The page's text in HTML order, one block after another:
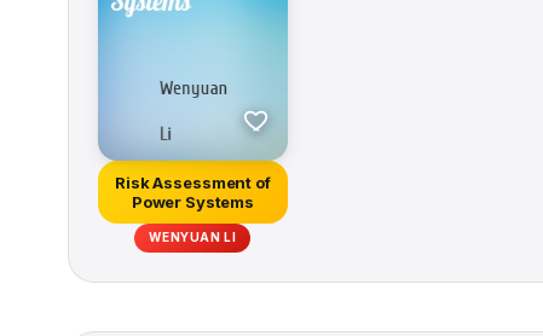
Risk Assessment of
Power Systems
WENYUAN LI